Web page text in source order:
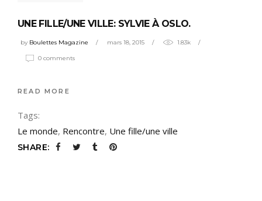
UNE FILLE/UNE VILLE: SYLVIE À OSLO.
by Boulettes Magazine mars 18, 2015 1.83k
0 comments
READ MORE
Tags:
Le monde, Rencontre, Une fille/une ville
SHARE: